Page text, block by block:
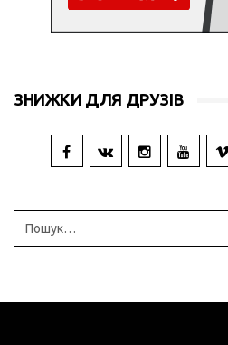
ЗНИЖКИ ДЛЯ ДРУЗІВ